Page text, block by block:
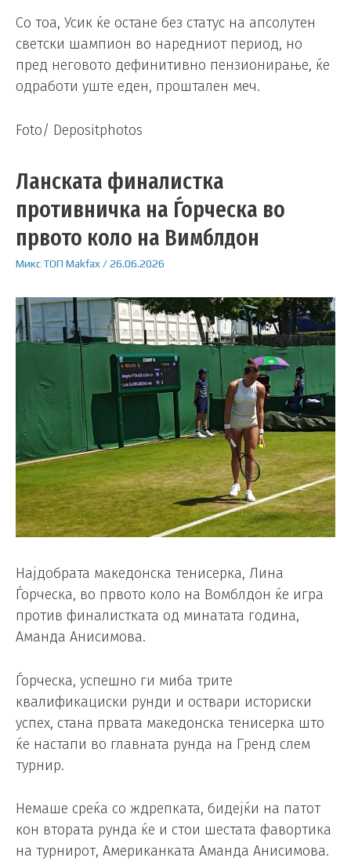
Со тоа, Усик ќе остане без статус на апсолутен
светски шампион во наредниот период, но
пред неговото дефинитивно пензионирање, ќе
одработи уште еден, проштален меч.
Foto/ Depositphotos
Ланската финалистка
противничка на Ѓорческа во
првото коло на Вимблдон
МиксТОП Makfax /26.06.2026
Најдобрата македонска тенисерка, Лина
Ѓорческа, во првото коло на Вомблдон ќе игра
против финалистката од минатата година,
Аманда Анисимова.
Ѓорческа, успешно ги миба трите
квалификациски рунди и оствари историски
успех, стана првата македонска тенисерка што
ќе настапи во главната рунда на Гренд слем
турнир.
Немаше среќа со ждрепката, бидејќи на патот
кон втората рунда ќе и стои шестата фавортика
на турнирот, Американката Аманда Анисимова.